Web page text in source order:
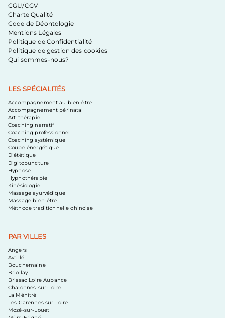
CGU/CGV
Charte Qualité
Code de Déontologie
Mentions Légales
Politique de Confidentialité
Politique de gestion des cookies
Qui sommes-nous?
LES SPÉCIALITÉS
Accompagnement au bien-être
Accompagnement périnatal
Art-thérapie
Coaching narratif
Coaching professionnel
Coaching systémique
Coupe énergétique
Diététique
Digitopuncture
Hypnose
Hypnothérapie
Kinésiologie
Massage ayurvédique
Massage bien-être
Méthode traditionnelle chinoise
PAR VILLES
Angers
Avrillé
Bouchemaine
Briollay
Brissac Loire Aubance
Chalonnes-sur-Loire
La Ménitré
Les Garennes sur Loire
Mozé-sur-Louet